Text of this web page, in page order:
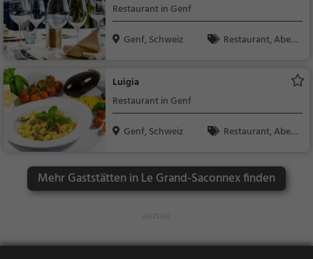
Restaurant in Genf
Genf, Schweiz
Restaurant, Aben
Luigia
Restaurant in Genf
Genf, Schweiz
Restaurant, Aben
Pizza, Italienisch
Mehr Gaststätten in Le Grand-Saconnex finden